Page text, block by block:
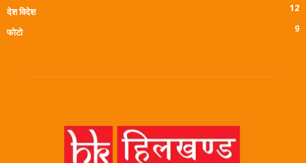
देश विदेश
12
फोटो
9